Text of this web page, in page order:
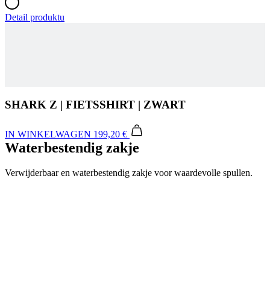
Detail produktu
SHARK Z | FIETSSHIRT | ZWART
IN WINKELWAGEN 199,20 €
Waterbestendig zakje
Verwijderbaar en waterbestendig zakje voor waardevolle spullen.